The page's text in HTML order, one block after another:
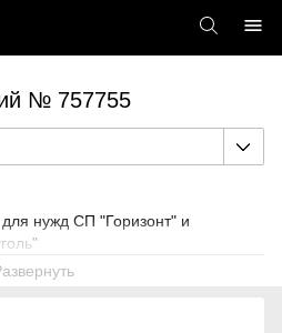
№ 757755
нужд СП "Горизонт" и